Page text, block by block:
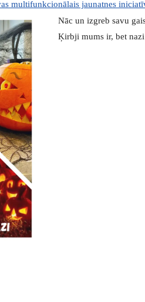
multifunkcionālais jaunatnes
Nāc un izgreb savu
Ķirbji mums ir, bet